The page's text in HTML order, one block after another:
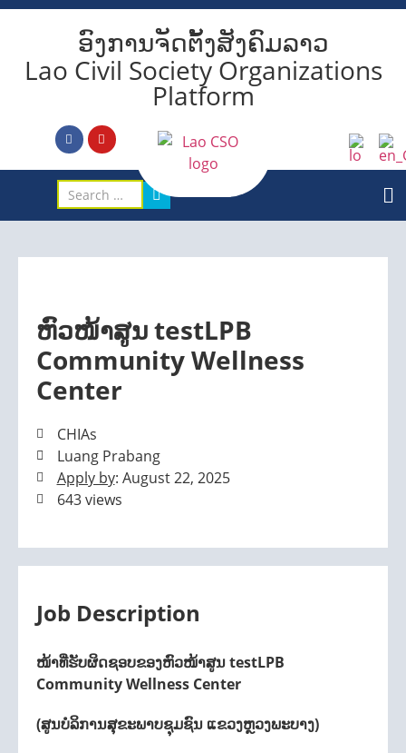
ອົງການຈັດຕັ້ງສັງຄົມລາວ
Lao Civil Society Organizations
Platform
ຫົວໜ້າສູນ testLPB
Community Wellness
Center
CHIAs
Luang Prabang
Apply by: August 22, 2025
643 views
Job Description
ໜ້າທີ່ຮັບຜິດຊອບຂອງຫົວໜ້າສູນ testLPB
Community Wellness Center
(ສູນບໍລິການສຸຂະພາບຊຸມຊົນ ແຂວງຫຼວງພະບາງ)